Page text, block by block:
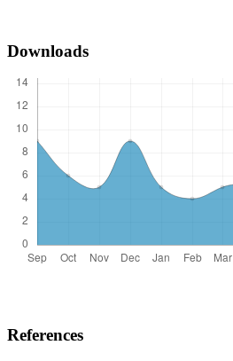
Downloads
References